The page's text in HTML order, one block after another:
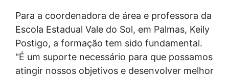
Para a coordenadora de área e professora da
Escola Estadual Vale do Sol, em Palmas, Keily
Postigo, a formação tem sido fundamental.
"É um suporte necessário para que possamos
atingir nossos objetivos e desenvolver melhor